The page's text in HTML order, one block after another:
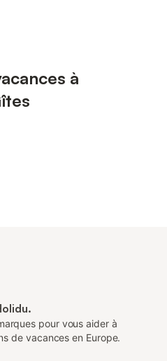
à
pour vous aider à
de vacances en Europe.